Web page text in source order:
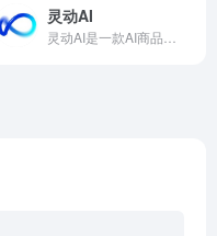
灵动AI